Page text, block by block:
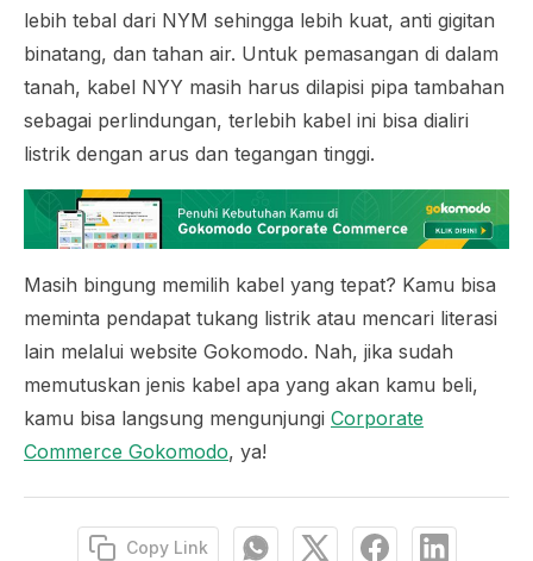
lebih tebal dari NYM sehingga lebih kuat, anti gigitan
binatang, dan tahan air. Untuk pemasangan di dalam
tanah, kabel NYY masih harus dilapisi pipa tambahan
sebagai perlindungan, terlebih kabel ini bisa dialiri
listrik dengan arus dan tegangan tinggi.
Masih bingung memilih kabel yang tepat? Kamu bisa
meminta pendapat tukang listrik atau mencari literasi
lain melalui website Gokomodo. Nah, jika sudah
memutuskan jenis kabel apa yang akan kamu beli,
kamu bisa langsung mengunjungi Corporate
Commerce Gokomodo, ya!
Copy Link